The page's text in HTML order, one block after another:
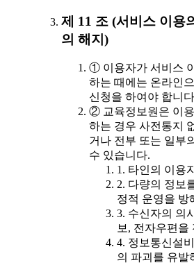
제 11 조 (서비스 이용
의 해지)
① 이용자가 서비스
하는 때에는 온라인
신청을 하여야 합니
② 교육정보원은 이
하는 경우 사전통지
거나 전부 또는 일부
수 있습니다.
1. 타인의 이용
2. 다량의 정보
정적 운영을 방
3. 수신자의 의
보, 전자우편을
4. 정보통신설
의 파괴를 유발